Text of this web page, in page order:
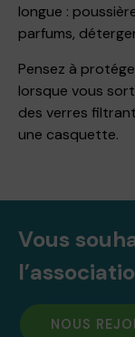
longue :
parfums,
Pensez à
lorsque vous
des verres
une casquette.
Vous
NOUS